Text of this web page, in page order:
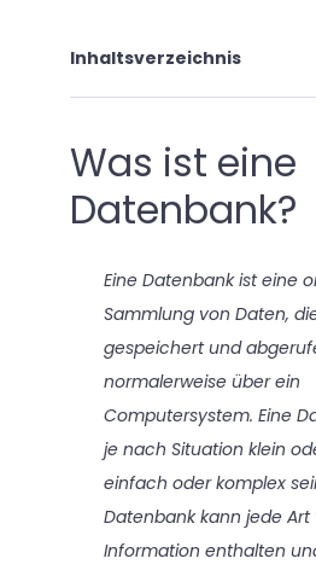
Inhaltsverzeichnis
Was ist eine
Datenbank?
Eine Datenbank ist eine
Sammlung von Daten,
gespeichert und
normalerweise über ein
Computersystem. Eine
je nach Situation klein
einfach oder komplex
Datenbank kann jede Art
Information enthalten